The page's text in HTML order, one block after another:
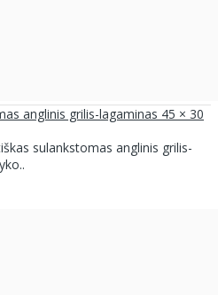
anglinis grilis-lagaminas 45 × 30
sulankstomas anglinis grilis-